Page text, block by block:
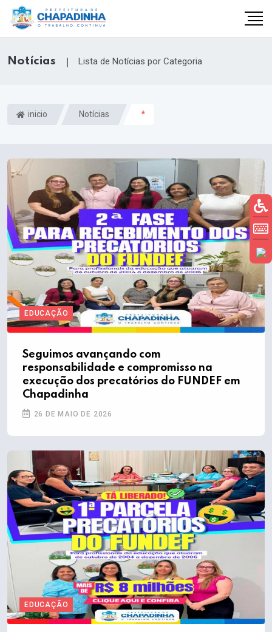
Notícias | Lista de Notícias por Categoria
inicio Notícias *
EDUCAÇÃO
Seguimos avançando com
responsabilidade e compromisso na
execução dos precatórios do FUNDEF em
Chapadinha
26 DE MAIO DE 2026
EDUCAÇÃO